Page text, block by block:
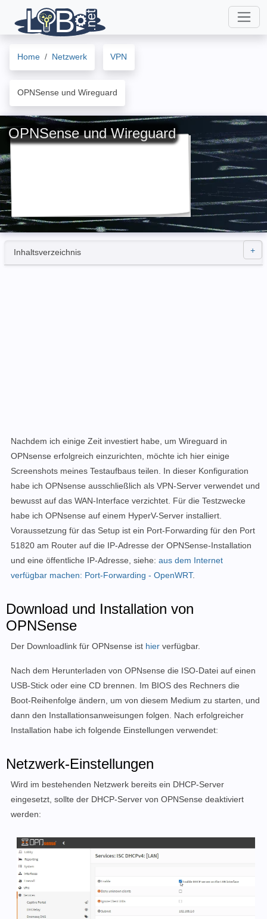
Home Netzwerk VPN
OPNSense und Wireguard
OPNSense und Wireguard
Inhaltsverzeichnis
Nachdem ich einige Zeit investiert habe, um Wireguard in
OPNsense erfolgreich einzurichten, möchte ich hier einige
Screenshots meines Testaufbaus teilen. In dieser Konfiguration
habe ich OPNsense ausschließlich als VPN-Server verwendet und
bewusst auf das WAN-Interface verzichtet. Für die Testzwecke
habe ich OPNsense auf einem HyperV-Server installiert.
Voraussetzung für das Setup ist ein Port-Forwarding für den Port
51820 am Router auf die IP-Adresse der OPNSense-Installation
und eine öffentliche IP-Adresse, siehe: aus dem Internet
verfügbar machen: Port-Forwarding - OpenWRT.
Download und Installation von
OPNSense
Der Downloadlink für OPNsense ist hier verfügbar.
Nach dem Herunterladen von OPNsense die ISO-Datei auf einen
USB-Stick oder eine CD brennen. Im BIOS des Rechners die
Boot-Reihenfolge ändern, um von diesem Medium zu starten, und
dann den Installationsanweisungen folgen. Nach erfolgreicher
Installation habe ich folgende Einstellungen verwendet:
Netzwerk-Einstellungen
Wird im bestehenden Netzwerk bereits ein DHCP-Server
eingesetzt, sollte der DHCP-Server von OPNSense deaktiviert
werden: